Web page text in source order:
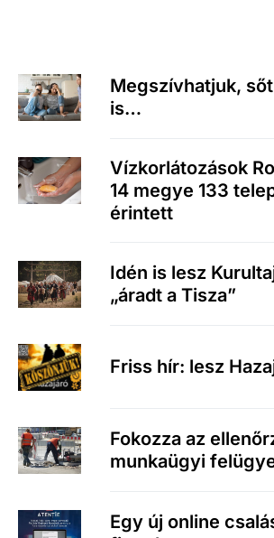
Megszívhatjuk,
is…
Vízkorlátozások
14 megye 133
érintett
Idén is lesz
„áradt a Tisza”
Friss hír: lesz
Fokozza az
munkaügyi
Egy új online